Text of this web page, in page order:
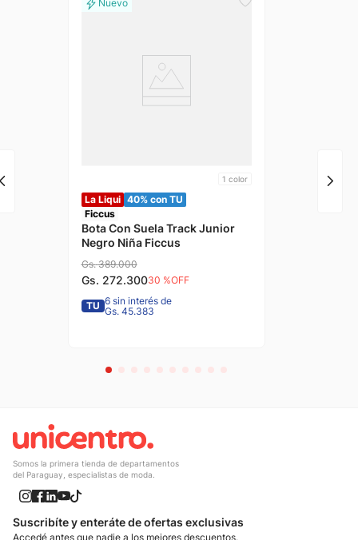
1 color
La Liqui 40% con TU
Ficcus
Bota Con Suela Track Junior
Negro Niña Ficcus
Gs. 389.000
Gs. 272.30030 %OFF
TU 6 sin interés de
Gs. 45.383
Somos la primera tienda de departamentos
del Paraguay, especialistas de moda.
Suscribíte y enteráte de ofertas exclusivas
Accedé antes que nadie a los mejores descuentos.